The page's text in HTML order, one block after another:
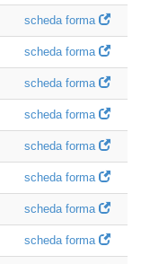
scheda forma
scheda forma
scheda forma
scheda forma
scheda forma
scheda forma
scheda forma
scheda forma